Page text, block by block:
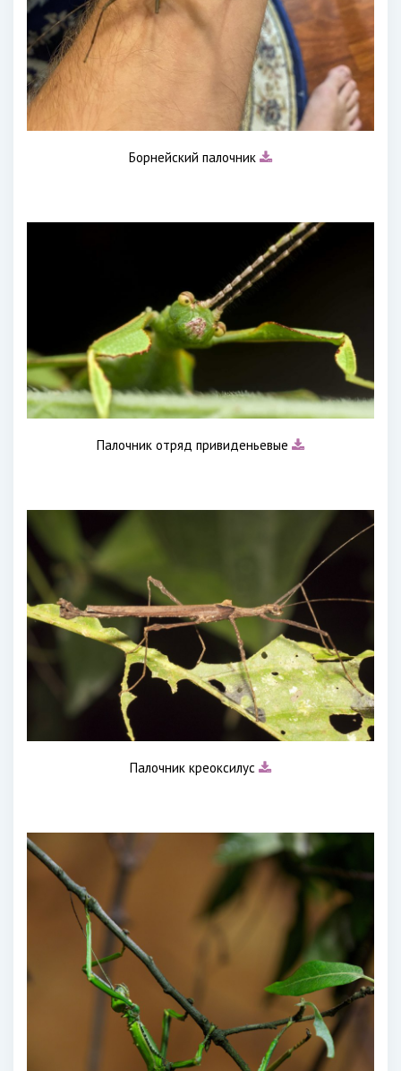
Борнейский палочник
Палочник отряд привиденьевые
Палочник креоксилус